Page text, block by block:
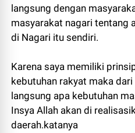
langsung dengan
masyarakat nagari tentang
di Nagari itu sendiri.
Karena saya memiliki
kebutuhan rakyat maka
langsung apa kebutuhan
Insya Allah akan di
daerah.katanya